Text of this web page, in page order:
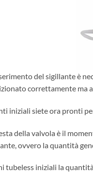
del sigillante è
correttamente ma
iniziali siete ora pronti
della valvola è il
ovvero la quantità
tubeless iniziali la